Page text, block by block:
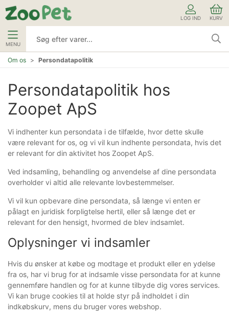
LOG IND KURV
MENU
Om os Persondatapolitik
Persondatapolitik hos
Zoopet ApS
Vi indhenter kun persondata i de tilfælde, hvor dette skulle
være relevant for os, og vi vil kun indhente persondata, hvis det
er relevant for din aktivitet hos Zoopet ApS.
Ved indsamling, behandling og anvendelse af dine persondata
overholder vi altid alle relevante lovbestemmelser.
Vi vil kun opbevare dine persondata, så længe vi enten er
pålagt en juridisk forpligtelse hertil, eller så længe det er
relevant for den hensigt, hvormed de blev indsamlet.
Oplysninger vi indsamler
Hvis du ønsker at købe og modtage et produkt eller en ydelse
fra os, har vi brug for at indsamle visse persondata for at kunne
gennemføre handlen og for at kunne tilbyde dig vores services.
Vi kan bruge cookies til at holde styr på indholdet i din
indkøbskurv, mens du bruger vores webshop.